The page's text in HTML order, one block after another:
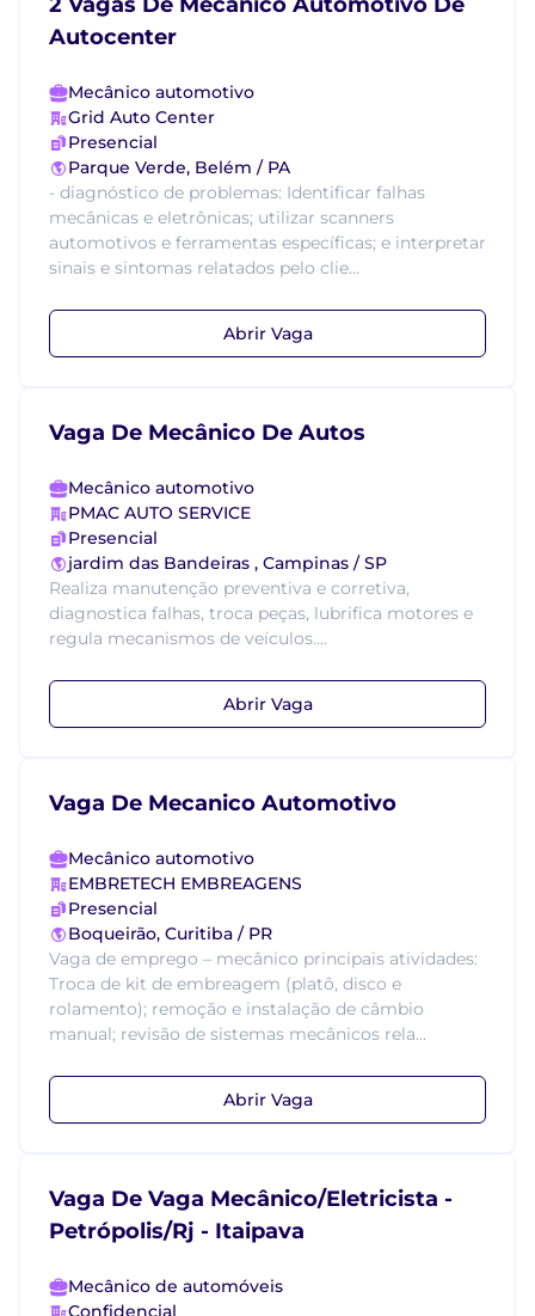
Autocenter
Mecânico automotivo
Grid Auto Center
Presencial
Parque Verde, Belém / PA
- diagnóstico de problemas: Identificar falhas
mecânicas e eletrônicas; utilizar scanners
automotivos e ferramentas específicas; e interpretar
sinais e sintomas relatados pelo clie...
Abrir Vaga
Vaga De Mecânico De Autos
Mecânico automotivo
PMAC AUTO SERVICE
Presencial
jardim das Bandeiras , Campinas / SP
Realiza manutenção preventiva e corretiva,
diagnostica falhas, troca peças, lubrifica motores e
regula mecanismos de veículos....
Abrir Vaga
Vaga De Mecanico Automotivo
Mecânico automotivo
EMBRETECH EMBREAGENS
Presencial
Boqueirão, Curitiba / PR
Vaga de emprego – mecânico principais atividades:
Troca de kit de embreagem (platô, disco e
rolamento); remoção e instalação de câmbio
manual; revisão de sistemas mecânicos rela...
Abrir Vaga
Vaga De Vaga Mecânico/Eletricista -
Petrópolis/Rj - Itaipava
Mecânico de automóveis
Confidencial